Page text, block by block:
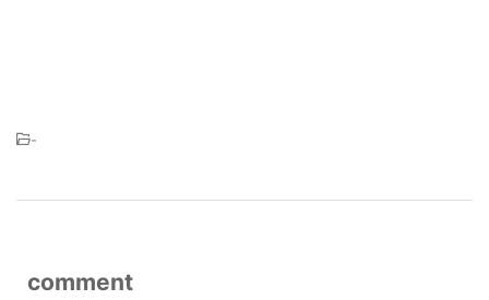
-
comment